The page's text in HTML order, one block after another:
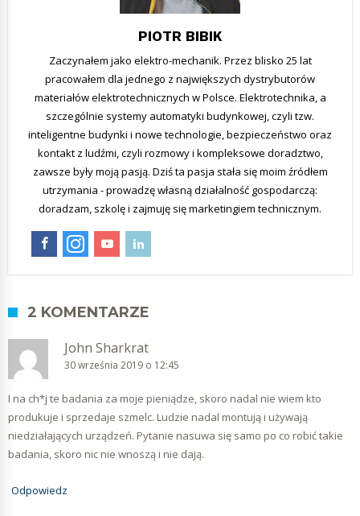
PIOTR BIBIK
Zaczynałem jako elektro-mechanik. Przez blisko 25 lat
pracowałem dla jednego z największych dystrybutorów
materiałów elektrotechnicznych w Polsce. Elektrotechnika, a
szczególnie systemy automatyki budynkowej, czyli tzw.
inteligentne budynki i nowe technologie, bezpieczeństwo oraz
kontakt z ludźmi, czyli rozmowy i kompleksowe doradztwo,
zawsze były moją pasją. Dziś ta pasja stała się moim źródłem
utrzymania - prowadzę własną działalność gospodarczą:
doradzam, szkolę i zajmuję się marketingiem technicznym.
2 KOMENTARZE
John Sharkrat
30 września 2019 o 12:45
I na ch*j te badania za moje pieniądze, skoro nadal nie wiem kto
produkuje i sprzedaje szmelc. Ludzie nadal montują i używają
niedziałających urządzeń. Pytanie nasuwa się samo po co robić takie
badania, skoro nic nie wnoszą i nie dają.
Odpowiedz